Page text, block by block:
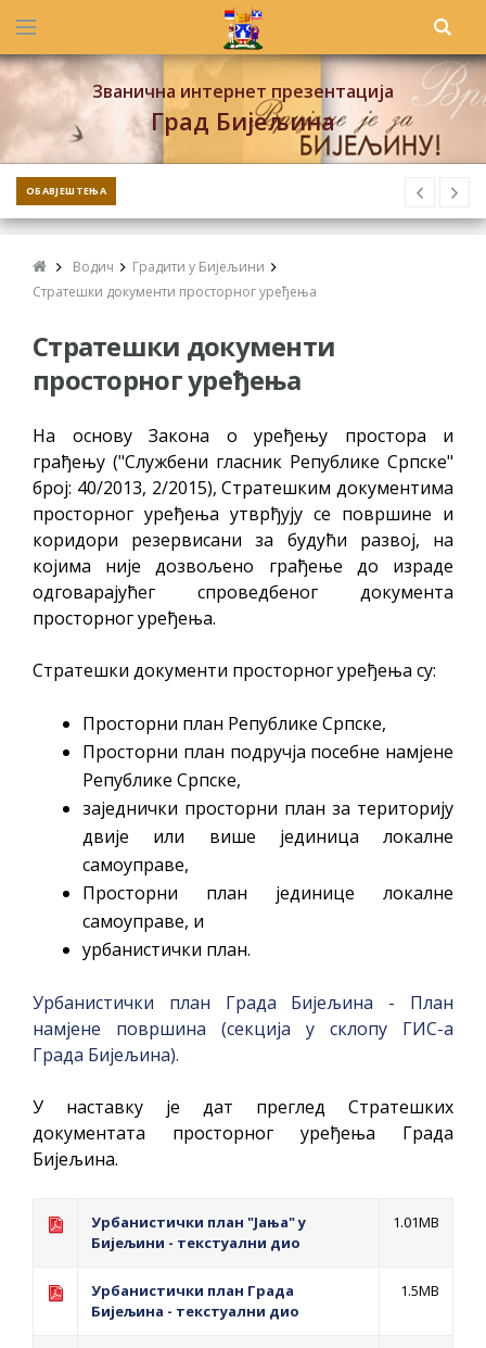
Званична интернет презентација
Град Бијељина
ОБАВЈЕШТЕЊА
Водич
Градити у Бијељини
Стратешки документи просторног уређења
Стратешки документи
просторног уређења
На основу Закона о уређењу простора и
грађењу ("Службени гласник Републике Српске"
број: 40/2013, 2/2015), Стратешким документима
просторног уређења утврђују се површине и
коридори резервисани за будући развој, на
којима није дозвољено грађење до израде
одговарајућег спроведбеног документа
просторног уређења.
Стратешки документи просторног уређења су:
Просторни план Републике Српске,
Просторни план подручја посебне намјене
Републике Српске,
заједнички просторни план за територију
двије или више јединица локалне
самоуправе,
Просторни план јединице локалне
самоуправе, и
урбанистички план.
Урбанистички план Града Бијељина - План
намјене површина (секција у склопу ГИС-а
Града Бијељина).
У наставку је дат преглед Стратешких
документата просторног уређења Града
Бијељина.
Урбанистички план "Јања" у
Бијељини - текстуални дио
1.01MB
Урбанистички план Града
Бијељина - текстуални дио
1.5MB